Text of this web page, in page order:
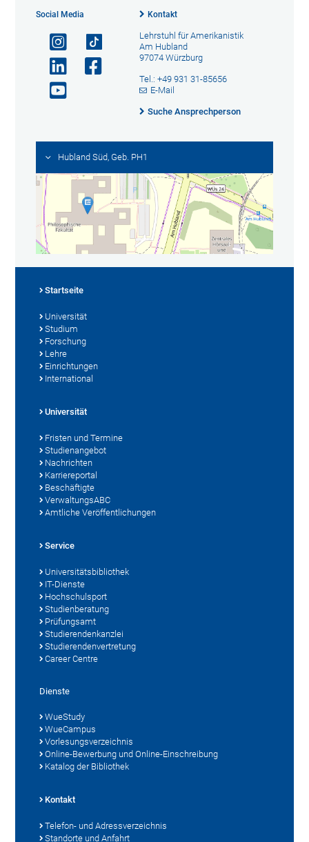
Social Media Kontakt
Lehrstuhl für Amerikanistik
Am Hubland
97074 Würzburg
Tel.: +49 931 31-85656
E-Mail
Suche Ansprechperson
Hubland Süd, Geb. PH1
Startseite
Universität
Studium
Forschung
Lehre
Einrichtungen
International
Universität
Fristen und Termine
Studienangebot
Nachrichten
Karriereportal
Beschäftigte
VerwaltungsABC
Amtliche Veröffentlichungen
Service
Universitätsbibliothek
IT-Dienste
Hochschulsport
Studienberatung
Prüfungsamt
Studierendenkanzlei
Studierendenvertretung
Career Centre
Dienste
WueStudy
WueCampus
Vorlesungsverzeichnis
Online-Bewerbung und Online-Einschreibung
Katalog der Bibliothek
Kontakt
Telefon- und Adressverzeichnis
Standorte und Anfahrt